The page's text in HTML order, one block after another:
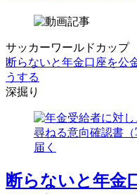
サッカーワールドカップ
断らないと年金口座を公
うする
深掘り
断らないと年金